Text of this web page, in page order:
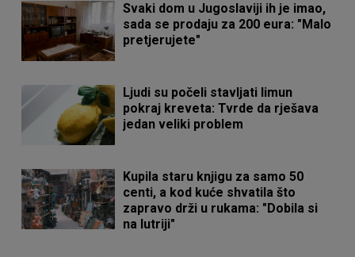
Svaki dom u Jugoslaviji ih je imao,
sada se prodaju za 200 eura: "Malo
pretjerujete"
Ljudi su počeli stavljati limun
pokraj kreveta: Tvrde da rješava
jedan veliki problem
Kupila staru knjigu za samo 50
centi, a kod kuće shvatila što
zapravo drži u rukama: "Dobila si
na lutriji"